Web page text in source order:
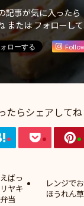
記事が気に入ったら
または フォローして
たらシェアしてね
ばっ
ヤキ
当
レンジで
ほうれん